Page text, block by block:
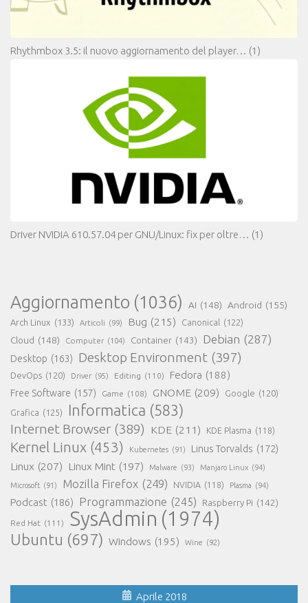
Rhythmbox 3.5: il nuovo aggiornamento del player… (1)
Driver NVIDIA 610.57.04 per GNU/Linux: fix per oltre… (1)
Aggiornamento (1036) AI (148) Android (155)
Arch Linux (133) Articoli (99) Bug (215) Canonical (122)
Cloud (148) Computer (104) Container (143) Debian (287)
Desktop (163) Desktop Environment (397)
DevOps (120) Driver (95) Editing (110) Fedora (188)
Free Software (157) Game (108) GNOME (209) Google (120)
Grafica (125) Informatica (583)
Internet Browser (389) KDE (211) KDE Plasma (118)
Kernel Linux (453) Kubernetes (91) Linus Torvalds (172)
Linux (207) Linux Mint (197) Malware (93) Manjaro Linux (94)
Microsoft (91) Mozilla Firefox (249) NVIDIA (118) Plasma (94)
Podcast (186) Programmazione (245) Raspberry Pi (142)
Red Hat (111) SysAdmin (1974)
Ubuntu (697) Windows (195) Wine (92)
Aprile 2018